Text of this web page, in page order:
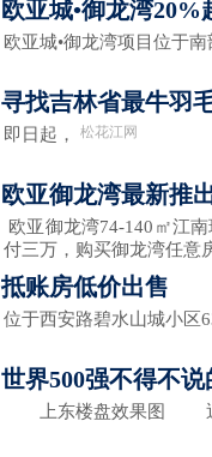
欧亚城•御龙湾
欧亚城•御龙湾项目位于
寻找吉林省最牛羽
即日起， 松花江网
欧亚御龙湾最新推
欧亚御龙湾74-140㎡江
付三万，购买御龙湾任意
抵账房低价出售
位于西安路碧水山城小区
世界500强不得不
上东楼盘效果图 近